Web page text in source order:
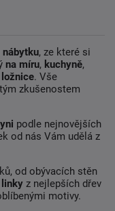
nábytku, ze které si
na míru, kuchyně,
ložnice. Vše
zkušenostem
podle nejnovějších
od nás Vám udělá z
od obývacích stěn
linky z nejlepších dřev
motivy.